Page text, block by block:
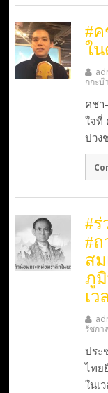
#
ใน
กกะบ๊
คชา
ใจที่
ปวง
#ร่
#ถ
ส
ภู
เว
รัชกา
ประ
ไทย
ในเ